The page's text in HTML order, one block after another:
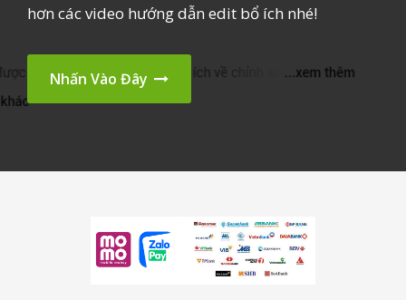
hơn các video hướng dẫn edit bổ ích nhé!
Nhấn Vào Đây